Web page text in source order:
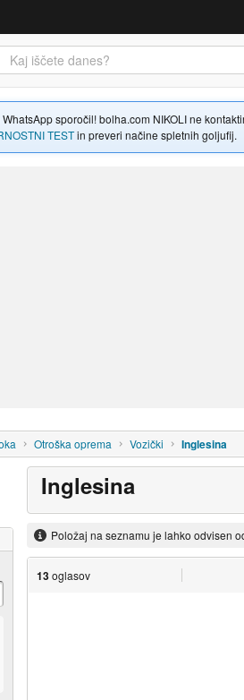
sporočil! bolha.com NIKOLI ne
TESTin preveri načine spletnih goljufij.
Otroška oprema Vozički Inglesina
Inglesina
Položaj na seznamu je lahko odvisen
13oglasov